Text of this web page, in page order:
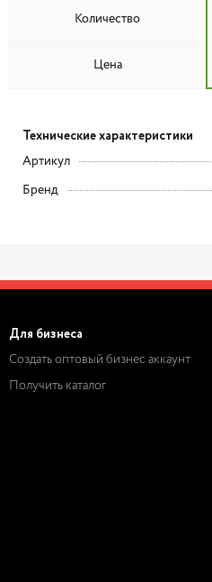
Количество
Цена
Технические характеристики
Артикул
Бренд
Для бизнеса
Создать оптовый бизнес аккаунт
Получить каталог